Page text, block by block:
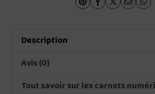
Description
Avis (0)
Tout savoir sur les carnets